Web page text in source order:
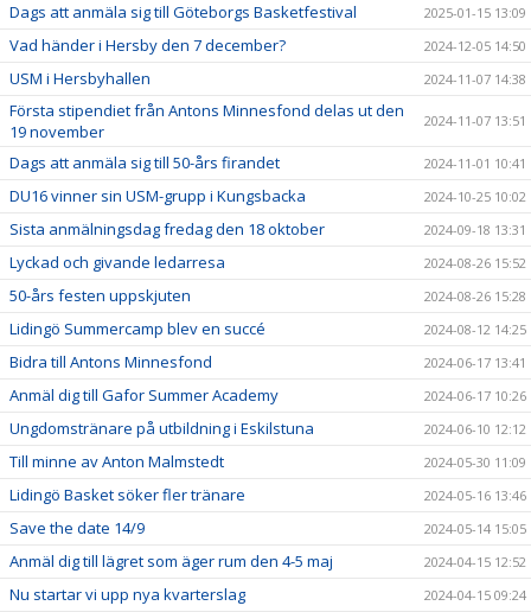
Dags att anmäla sig till Göteborgs Basketfestival 2025-01-15 13:09
Vad händer i Hersby den 7 december? 2024-12-05 14:50
USM i Hersbyhallen 2024-11-07 14:38
Första stipendiet från Antons Minnesfond delas ut den
19 november
2024-11-07 13:51
Dags att anmäla sig till 50-års firandet 2024-11-01 10:41
DU16 vinner sin USM-grupp i Kungsbacka 2024-10-25 10:02
Sista anmälningsdag fredag den 18 oktober 2024-09-18 13:31
Lyckad och givande ledarresa 2024-08-26 15:52
50-års festen uppskjuten 2024-08-26 15:28
Lidingö Summercamp blev en succé 2024-08-12 14:25
Bidra till Antons Minnesfond 2024-06-17 13:41
Anmäl dig till Gafor Summer Academy 2024-06-17 10:26
Ungdomstränare på utbildning i Eskilstuna 2024-06-10 12:12
Till minne av Anton Malmstedt 2024-05-30 11:09
Lidingö Basket söker fler tränare 2024-05-16 13:46
Save the date 14/9 2024-05-14 15:05
Anmäl dig till lägret som äger rum den 4-5 maj 2024-04-15 12:52
Nu startar vi upp nya kvarterslag 2024-04-15 09:24